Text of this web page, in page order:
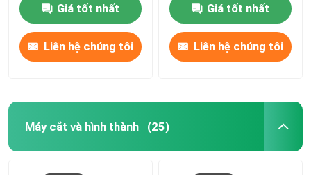
Giá tốt nhất
Liên hệ chúng tôi
Giá tốt nhất
Liên hệ chúng tôi
Máy cắt và hình thành (25)